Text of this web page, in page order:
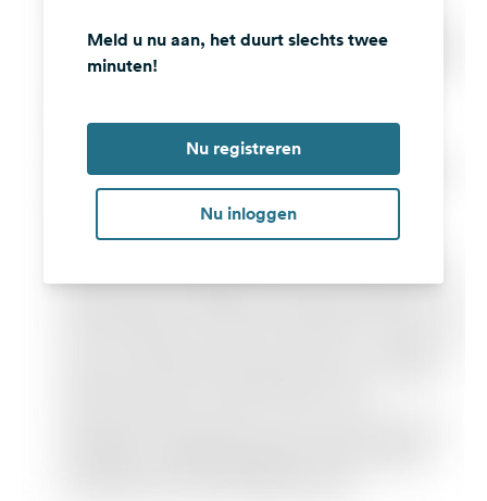
Meld u nu aan, het duurt slechts twee
minuten!
Nu registreren
Nu inloggen